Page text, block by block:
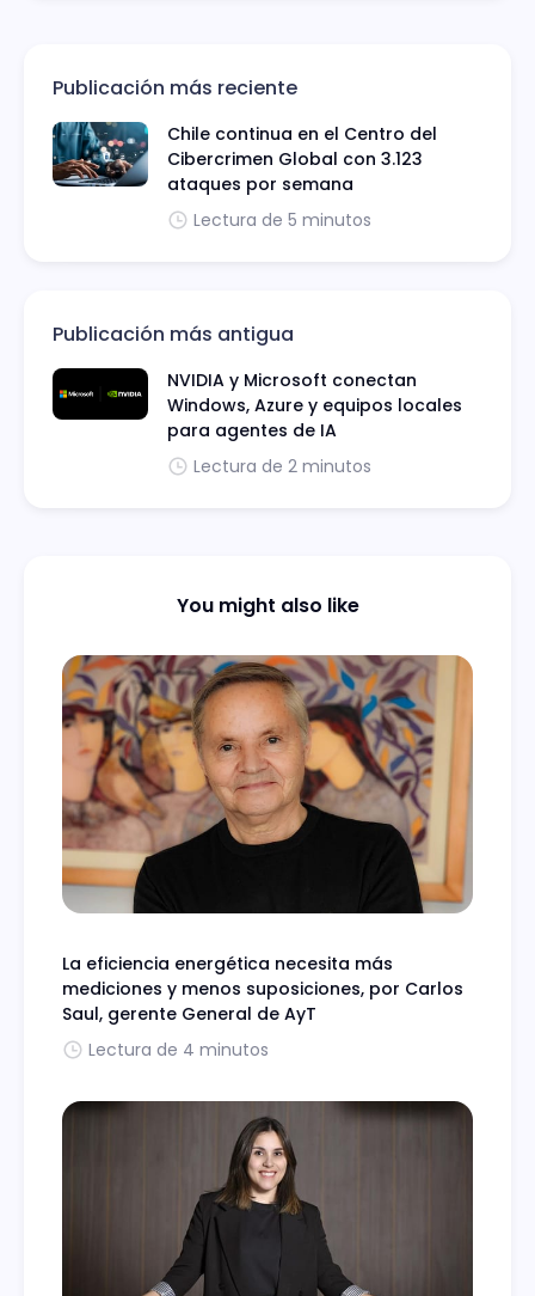
Publicación más reciente
Chile continua en el Centro del
Cibercrimen Global con 3.123
ataques por semana
Lectura de 5 minutos
Publicación más antigua
NVIDIA y Microsoft conectan
Windows, Azure y equipos locales
para agentes de IA
Lectura de 2 minutos
You might also like
La eficiencia energética necesita más
mediciones y menos suposiciones, por Carlos
Saul, gerente General de AyT
Lectura de 4 minutos